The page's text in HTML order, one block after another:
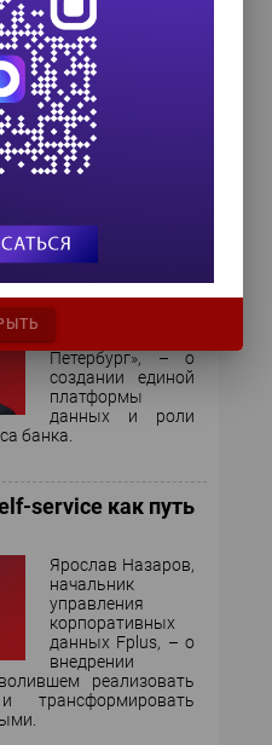
Мария Власова,
директор
департамента по
аналитике «Рив
Гош», – о
переводе бизнес-
решений на
стек и достигнутых
единая
концепции
банка «Санкт-
Петербург», – о
создании единой
платформы
данных и роли
банка.
service как путь
Ярослав Назаров,
начальник
управления
корпоративных
данных Fplus, – о
внедрении
реализовать
трансформировать